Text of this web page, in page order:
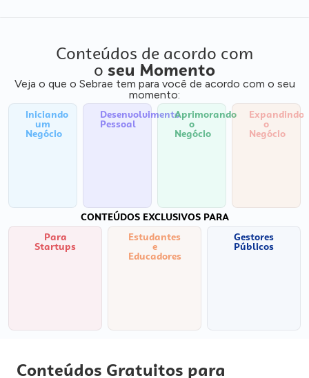
Conteúdos de acordo com
o seu Momento
Veja o que o Sebrae tem para você de acordo com o seu
momento:
Iniciando
um
Negócio
Desenvolvimento
Pessoal
Aprimorando
o
Negócio
Expandindo
o
Negócio
CONTEÚDOS EXCLUSIVOS PARA
Para
Startups
Estudantes
e
Educadores
Gestores
Públicos
Conteúdos Gratuitos para